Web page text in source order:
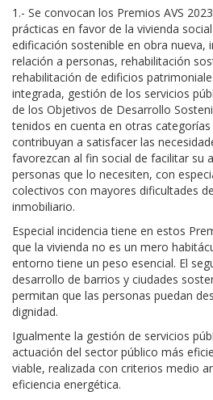
1.- Se convocan los Premios AVS
prácticas en favor de la vivienda
edificación sostenible en obra nueva,
relación a personas, rehabilitación
rehabilitación de edificios
integrada, gestión de los servicios
de los Objetivos de Desarrollo
tenidos en cuenta en otras
contribuyan a satisfacer las
favorezcan al fin social de facilitar su
personas que lo necesiten, con
colectivos con mayores dificultades
inmobiliario.
Especial incidencia tiene en estos
que la vivienda no es un mero
entorno tiene un peso esencial. El
desarrollo de barrios y ciudades
permitan que las personas puedan
dignidad.
Igualmente la gestión de servicios
actuación del sector público más
viable, realizada con criterios medio
eficiencia energética.